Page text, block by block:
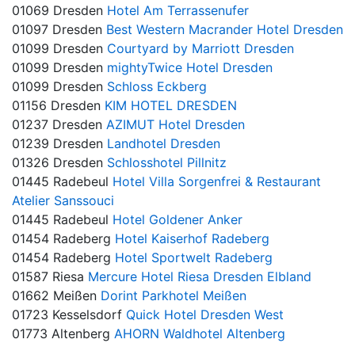
01069 Dresden Hotel Am Terrassenufer
01097 Dresden Best Western Macrander Hotel Dresden
01099 Dresden Courtyard by Marriott Dresden
01099 Dresden mightyTwice Hotel Dresden
01099 Dresden Schloss Eckberg
01156 Dresden KIM HOTEL DRESDEN
01237 Dresden AZIMUT Hotel Dresden
01239 Dresden Landhotel Dresden
01326 Dresden Schlosshotel Pillnitz
01445 Radebeul Hotel Villa Sorgenfrei & Restaurant
Atelier Sanssouci
01445 Radebeul Hotel Goldener Anker
01454 Radeberg Hotel Kaiserhof Radeberg
01454 Radeberg Hotel Sportwelt Radeberg
01587 Riesa Mercure Hotel Riesa Dresden Elbland
01662 Meißen Dorint Parkhotel Meißen
01723 Kesselsdorf Quick Hotel Dresden West
01773 Altenberg AHORN Waldhotel Altenberg